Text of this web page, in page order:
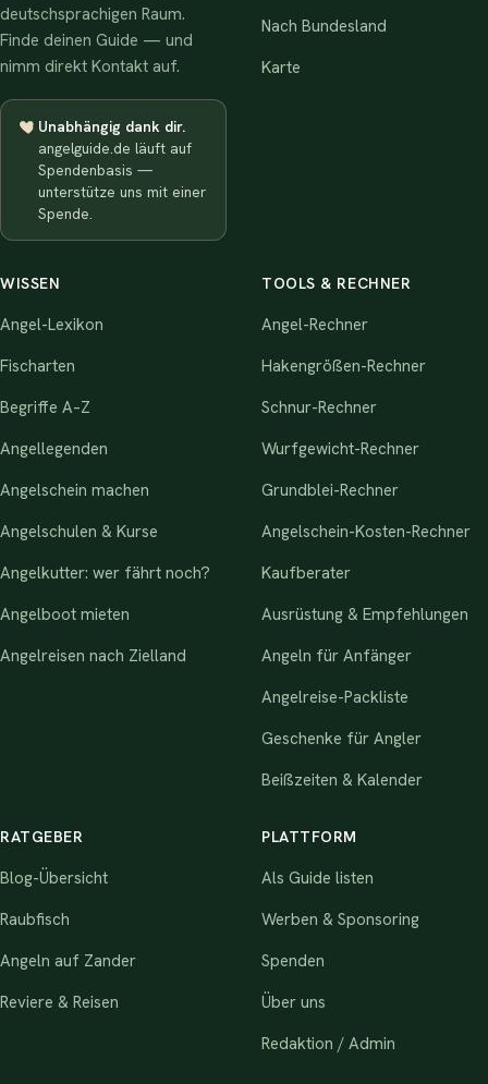
deutschsprachigen Raum.
Finde deinen Guide — und
nimm direkt Kontakt auf.
Unabhängig dank dir.
angelguide.de läuft auf
Spendenbasis —
unterstütze uns mit einer
Spende.
Nach Bundesland
Karte
WISSEN
Angel-Lexikon
Fischarten
Begriffe A–Z
Angellegenden
Angelschein machen
Angelschulen & Kurse
Angelkutter: wer fährt noch?
Angelboot mieten
Angelreisen nach Zielland
TOOLS & RECHNER
Angel-Rechner
Hakengrößen-Rechner
Schnur-Rechner
Wurfgewicht-Rechner
Grundblei-Rechner
Angelschein-Kosten-Rechner
Kaufberater
Ausrüstung & Empfehlungen
Angeln für Anfänger
Angelreise-Packliste
Geschenke für Angler
Beißzeiten & Kalender
RATGEBER
Blog-Übersicht
Raubfisch
Angeln auf Zander
Reviere & Reisen
PLATTFORM
Als Guide listen
Werben & Sponsoring
Spenden
Über uns
Redaktion / Admin